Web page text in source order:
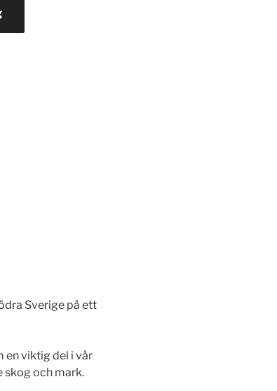
Sverige på ett
en viktig del i vår
skog och mark.